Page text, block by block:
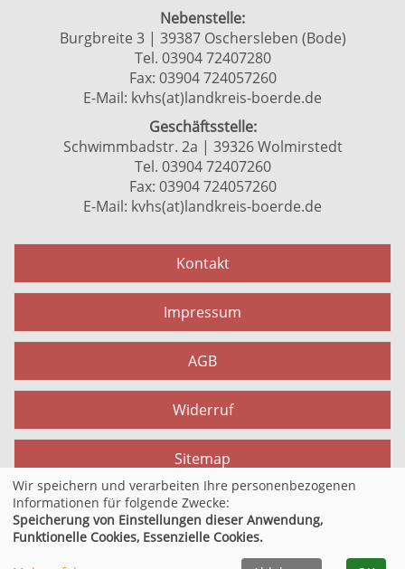
Nebenstelle:
Burgbreite 3 | 39387 Oschersleben (Bode)
Tel. 03904 72407280
Fax: 03904 724057260
E-Mail: kvhs(at)landkreis-boerde.de
Geschäftsstelle:
Schwimmbadstr. 2a | 39326 Wolmirstedt
Tel. 03904 72407260
Fax: 03904 724057260
E-Mail: kvhs(at)landkreis-boerde.de
Kontakt
Impressum
AGB
Widerruf
Sitemap
Datenschutzerklärung
Cookie Einstellungen
Wir speichern und verarbeiten Ihre personenbezogenen
Informationen für folgende Zwecke:
Speicherung von Einstellungen dieser Anwendung,
Funktionelle Cookies, Essenzielle Cookies.